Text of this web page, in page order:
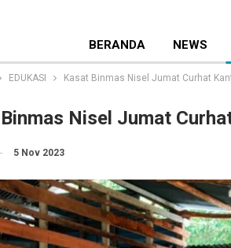
BERANDA NEWS
EDUKASI Kasat Binmas Nisel Jumat Curhat
Nisel Jumat
5 Nov 2023